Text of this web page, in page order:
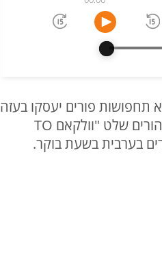
שנושא תחפושות פורים יעסקו בעזה
ובגוש קטיף. כחלק מכך נתלו שלטים בצבעי דגל פלסטין, בשער בית הספר קיבל את התלמידות וההורים שלט "וולקאם TO